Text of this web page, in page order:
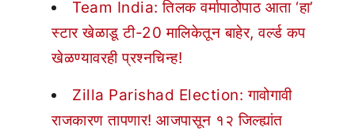
Team India: तिलक वर्मापाठोपाठ आता ‘हा’
स्टार खेळाडू टी-20 मालिकेतून बाहेर, वर्ल्ड कप
खेळण्यावरही प्रश्नचिन्ह!
Zilla Parishad Election: गावोगावी
राजकारण तापणार! आजपासून १२ जिल्ह्यांत